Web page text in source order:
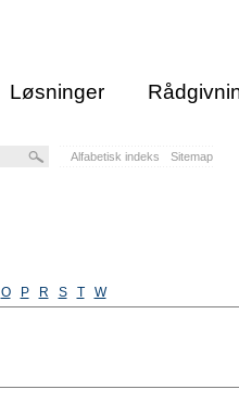
Løsninger
Alfabetisk indeks Sitemap
O P R S T W